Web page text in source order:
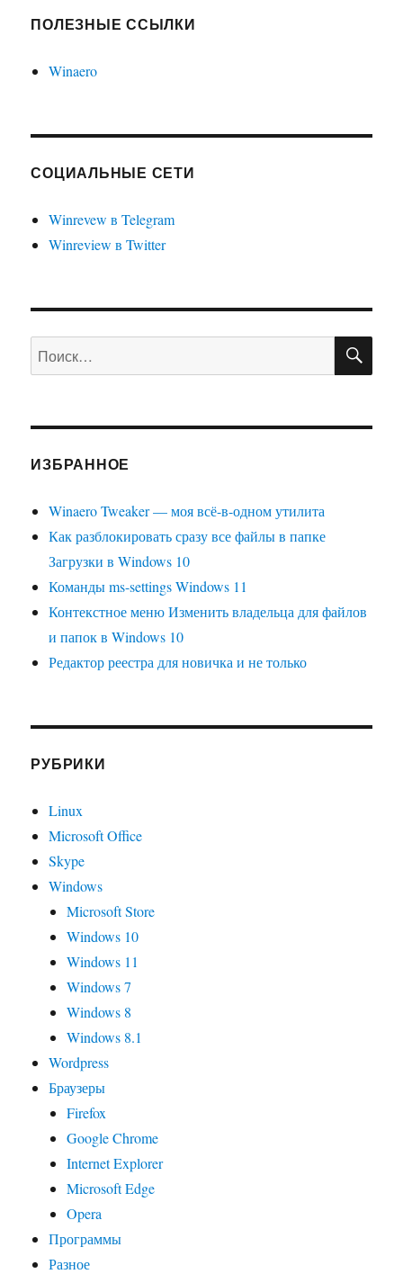
ПОЛЕЗНЫЕ ССЫЛКИ
Winaero
СОЦИАЛЬНЫЕ СЕТИ
Winrevew в Telegram
Winreview в Twitter
Искать:
ИЗБРАННОЕ
Winaero Tweaker — моя всё-в-одном утилита
Как разблокировать сразу все файлы в папке
Загрузки в Windows 10
Команды ms-settings Windows 11
Контекстное меню Изменить владельца для файлов
и папок в Windows 10
Редактор реестра для новичка и не только
РУБРИКИ
Linux
Microsoft Office
Skype
Windows
Microsoft Store
Windows 10
Windows 11
Windows 7
Windows 8
Windows 8.1
Wordpress
Браузеры
Firefox
Google Chrome
Internet Explorer
Microsoft Edge
Opera
Программы
Разное